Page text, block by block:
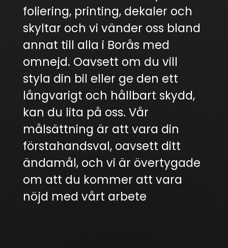
foliering, printing, dekaler och
skyltar och vi vänder oss bland
annat till alla i Borås med
omnejd. Oavsett om du vill
styla din bil eller ge den ett
långvarigt och hållbart skydd,
kan du lita på oss. Vår
målsättning är att vara din
förstahandsval, oavsett ditt
ändamål, och vi är övertygade
om att du kommer att vara
nöjd med vårt arbete